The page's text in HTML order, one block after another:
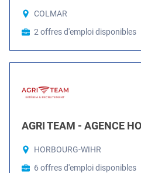
COLMAR
2 offres d'emploi disponibles
AGRI TEAM - AGENCE
HORBOURG-WIHR
6 offres d'emploi disponibles